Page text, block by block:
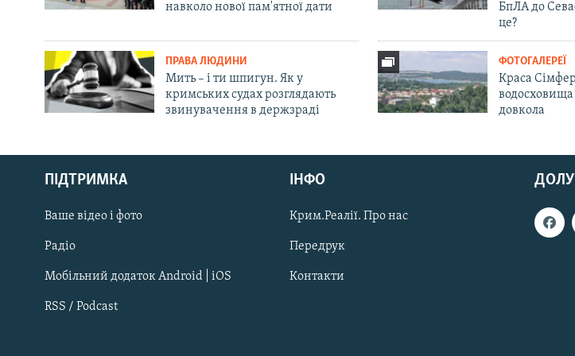
Русский
Qırımtatar
ДОЛУЧАЙСЯ!
навколо нової пам'ятної дати
БпЛА до
це?
ПРАВА ЛЮДИНИ
Мить – і ти шпигун. Як у
кримських судах розглядають
звинувачення в держзраді
ФОТОГАЛЕРЕЇ
Краса
водосховища
довкола
ПІДТРИМКА
Ваше відео і фото
Радіо
Мобільний додаток Android | iOS
RSS / Podcast
ІНФО
Крим.Реалії. Про нас
Передрук
Контакти